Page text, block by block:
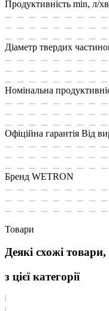
Продуктивність min, л/хв
Діаметр твердих
Номінальна
Офіційна гарантія Від
Бренд WETRON
Товари
Деякі схожі товари,
з цієї категорії